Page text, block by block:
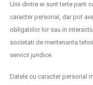
Unii dintre ei sunt terte parti
caracter personal, dar pot
obligatiilor lor sau in
societati de mentenanta
servicii juridice.
Datele cu caracter personal